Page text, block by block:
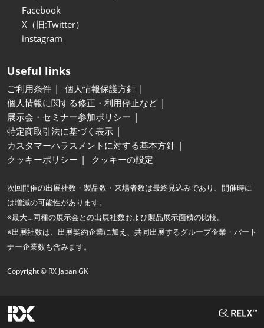
Facebook
X（旧:Twitter）
instagram
Useful links
ご利用条件
個人情報保護方針
個人情報に関する修正・利用停止など
展示会・セミナー参加ポリシー
特定商取引法に基づく表示
カスタマーハラスメントに対する基本方針
クッキーポリシー
クッキーの設定
次回開催の出展社数・製品数・来場者数は最終見込みであり、開催時に
は増減の可能性があります。
※最大…同種の展示会との出展社数および製品展示面積の比較。
※出展社数は、出展契約企業に加え、共同出展するグループ企業・パート
ナー企業数も含みます。
Copyright © RX Japan GK